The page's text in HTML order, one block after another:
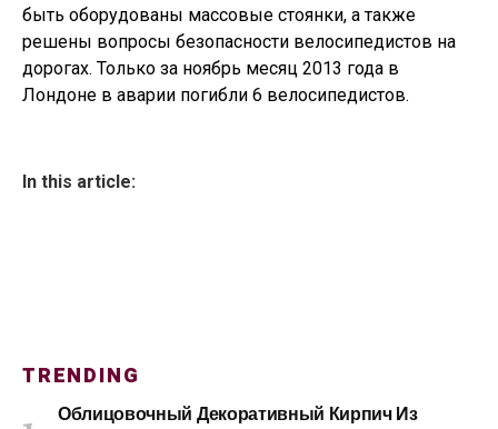
быть оборудованы массовые стоянки, а также
решены вопросы безопасности велосипедистов на
дорогах. Только за ноябрь месяц 2013 года в
Лондоне в аварии погибли 6 велосипедистов.
In this article:
TRENDING
Облицовочный Декоративный Кирпич Из